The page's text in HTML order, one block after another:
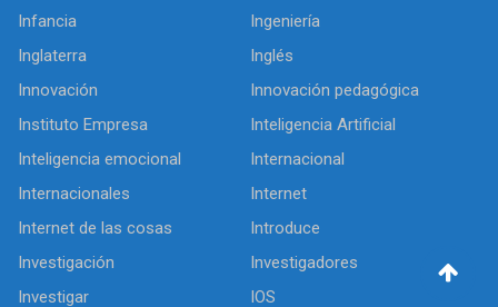
Infancia
Ingeniería
Inglaterra
Inglés
Innovación
Innovación pedagógica
Instituto Empresa
Inteligencia Artificial
Inteligencia emocional
Internacional
Internacionales
Internet
Internet de las cosas
Introduce
Investigación
Investigadores
Investigar
IOS